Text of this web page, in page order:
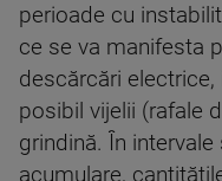
perioade cu
ce se va manifesta
descărcări
posibil vijelii (rafale
grindină. În
acumulare,